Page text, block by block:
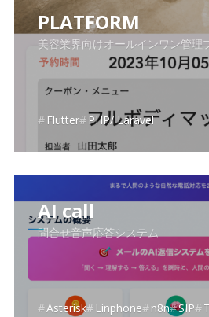
PLATFORM
美容業界向けオールインワン管理
Flutter PHP/ Laravel
AI call
問合せ音声応答システム
Asterisk Linphone n8n SIP